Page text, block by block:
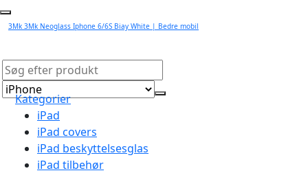
3Mk 3Mk Neoglass Iphone 6/6S Biay White | Bedre mobil
Kategorier
iPad
iPad covers
iPad beskyttelsesglas
iPad tilbehør